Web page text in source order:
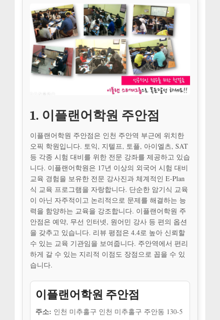
1. 이플랜어학원 주안점
이플랜어학원 주안점은 인천 주안역 부근에 위치한
오픽 학원입니다. 토익, 지텔프, 토플, 아이엘츠, SAT
등 각종 시험 대비를 위한 전문 강좌를 제공하고 있습
니다. 이플랜어학원은 17년 이상의 외국어 시험 대비
교육 경험을 보유한 전문 강사진과 체계적인 E-Plan
식 교육 프로그램을 자랑합니다. 단순한 암기식 교육
이 아닌 자주적이고 논리적으로 문제를 해결하는 능
력을 함양하는 교육을 강조합니다. 이플랜어학원 주
안점은 예약, 무선 인터넷, 원어민 강사 등 편의 옵션
을 갖추고 있습니다. 리뷰 평점은 4.4로 높아 신뢰할
수 있는 교육 기관임을 보여줍니다. 주안역에서 편리
하게 갈 수 있는 지리적 이점도 장점으로 꼽을 수 있
습니다.
이플랜어학원 주안점
주소: 인천 미추홀구 인천 미추홀구 주안동 130-5